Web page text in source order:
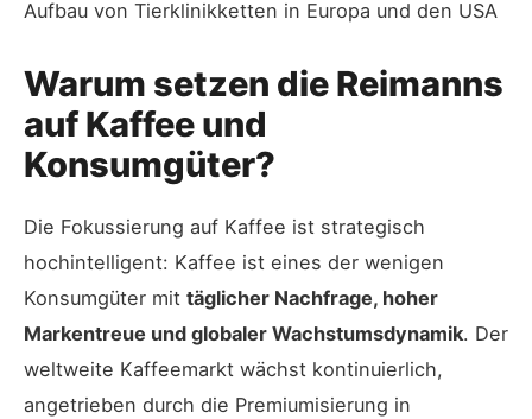
Aufbau von Tierklinikketten in Europa und den USA
Warum setzen die Reimanns
auf Kaffee und
Konsumgüter?
Die Fokussierung auf Kaffee ist strategisch
hochintelligent: Kaffee ist eines der wenigen
Konsumgüter mit täglicher Nachfrage, hoher
Markentreue und globaler Wachstumsdynamik. Der
weltweite Kaffeemarkt wächst kontinuierlich,
angetrieben durch die Premiumisierung in